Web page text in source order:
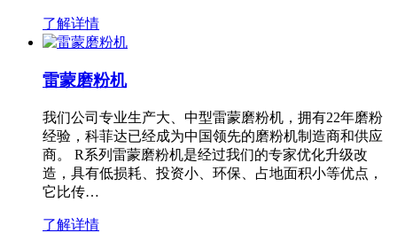
了解详情
雷蒙磨粉机
我们公司专业生产大、中型雷蒙磨粉机，拥有22年磨粉
经验，科菲达已经成为中国领先的磨粉机制造商和供应
商。 R系列雷蒙磨粉机是经过我们的专家优化升级改
造，具有低损耗、投资小、环保、占地面积小等优点，
它比传…
了解详情